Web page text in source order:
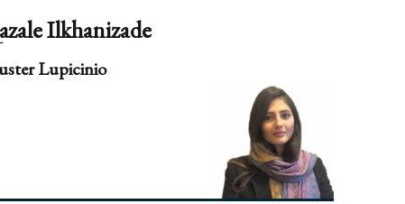
Ilkhanizade
Lupicinio